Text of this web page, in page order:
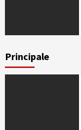
Principale